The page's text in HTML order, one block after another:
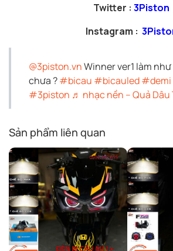
Twitter : 3Piston
Instagram :
@3piston.vnWinner ver1 làm
chưa ?#bicau #bicauled#demi
#3piston ♬ nhạc nền – Quả Dâu
Sản phẩm liên quan